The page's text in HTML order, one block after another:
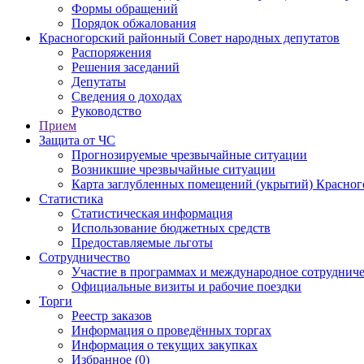
Формы обращений
Порядок обжалования
Красногорский районный Совет народных депутатов
Распоряжения
Решения заседаний
Депутаты
Сведения о доходах
Руководство
Прием
Защита от ЧС
Прогнозируемые чрезвычайные ситуации
Возникшие чрезвычайные ситуации
Карта заглубленных помещений (укрытий)
Статистика
Статистическая информация
Использование бюджетных средств
Предоставляемые льготы
Сотрудничество
Участие в программах и международное
Официальные визиты и рабочие поездки
Торги
Реестр заказов
Информация о проведённых торгах
Информация о текущих закупках
Избранное (0)